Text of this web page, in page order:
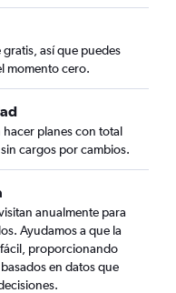
así que puedes
momento cero.
planes con total
cargos por cambios.
anualmente para
Ayudamos a que la
proporcionando
en datos que